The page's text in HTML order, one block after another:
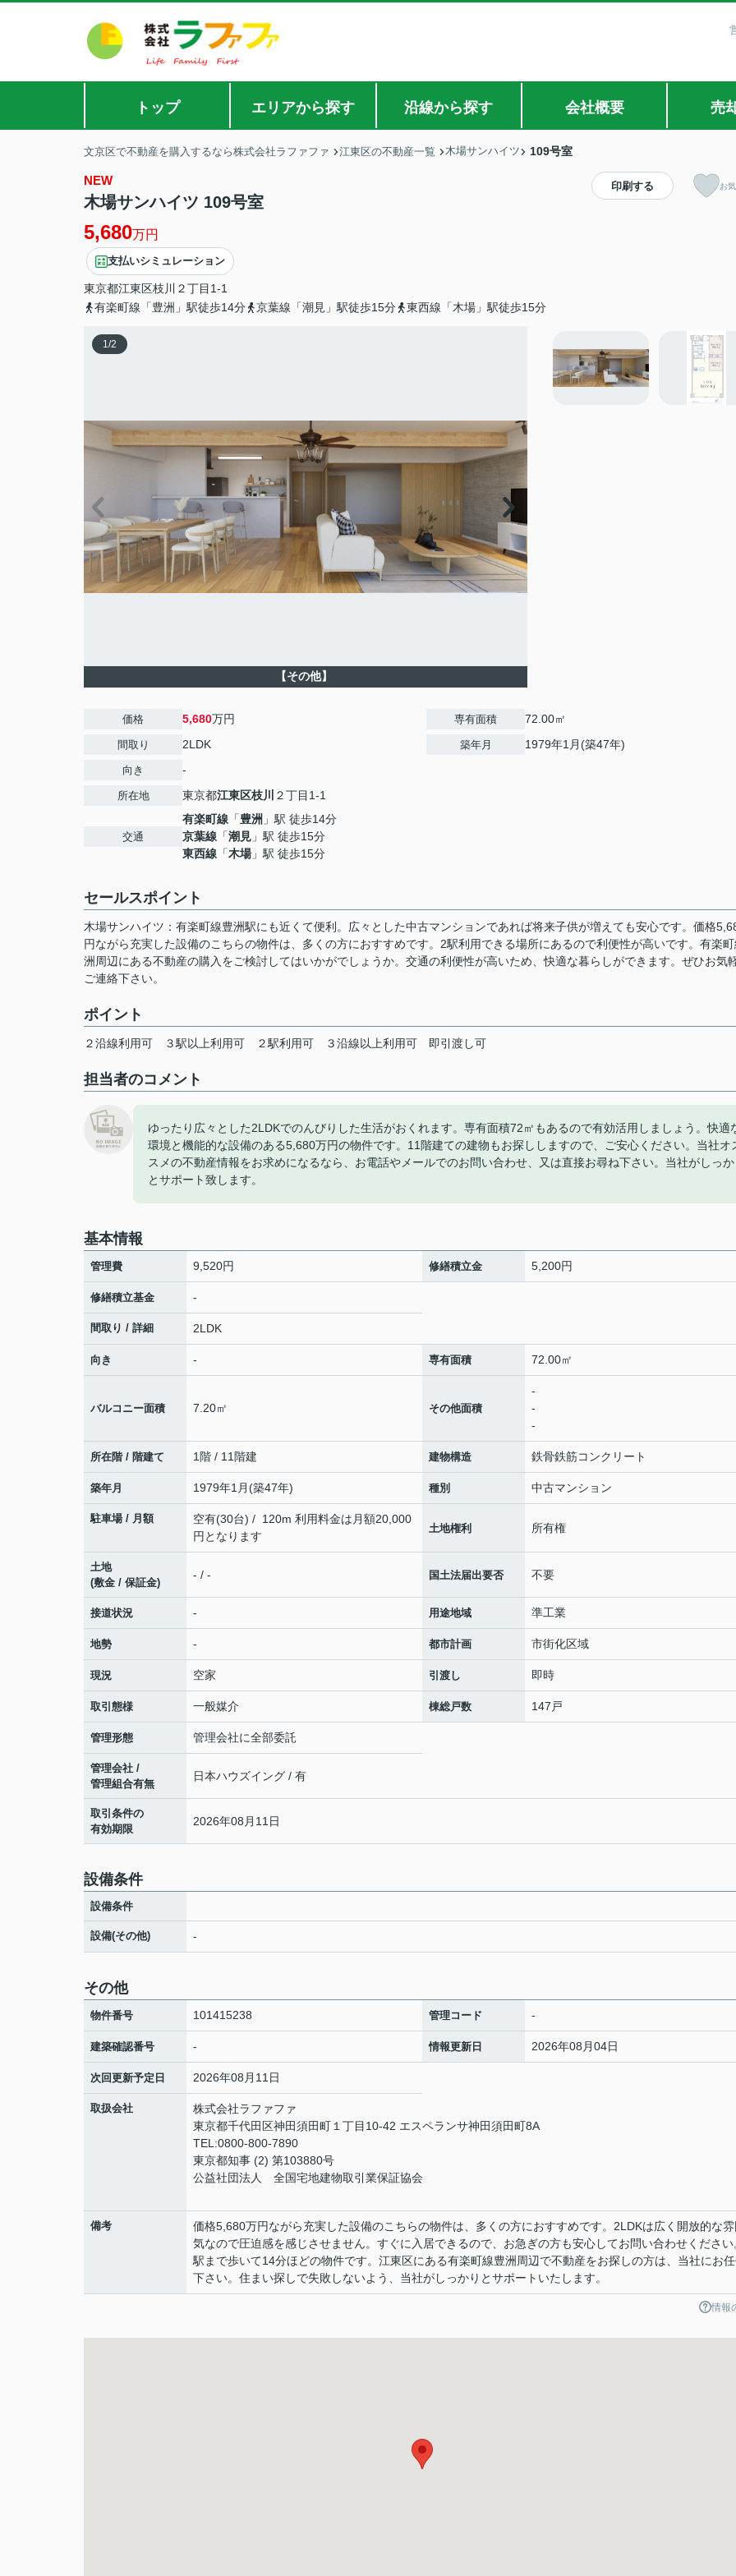
トップ エリアから探す 沿線から探す 会社概要 売
文京区で不動産を購入するなら株式会社ラファファ 江東区の不動産一覧 木場サンハイツ 109号室
NEW
木場サンハイツ 109号室
5,680万円
支払いシミュレーション
東京都江東区枝川 ２丁目1-1
有楽町線「豊洲」駅徒歩14分
京葉線「潮見」駅徒歩15分 東西線「木場」駅徒歩15分
印刷する お
1/2
【その他】
価格 5,680万円
間取り 2LDK
向き -
所在地 東京都江東区枝川 ２丁目1-1
交通
有楽町線 「豊洲 」駅 徒歩14分
京葉線 「潮見 」駅 徒歩15分
東西線 「木場」駅 徒歩15分
専有面積 72.00㎡
築年月 1979年1月(築47年)
セールスポイント
木場サンハイツ：有楽町線豊洲駅にも近くて便利。広々とした中古マンションであれば将来子供が増えても安心です。価格
円ながら充実した設備のこちらの物件は、多くの方におすすめです。2駅利用できる場所にあるので利便性が高いです。有楽町
洲周辺にある不動産の購入をご検討してはいかがでしょうか。交通の利便性が高いため、快適な暮らしができます。ぜひお気
ご連絡下さい。
ポイント
２沿線利用可 ３駅以上利用可 ２駅利用可 ３沿線以上利用可 即引渡し可
担当者のコメント
ゆったり広々とした2LDKでのんびりした生活がおくれます。専有面積72㎡もあるので有効活用しましょう。快適
環境と機能的な設備のある5,680万円の物件です。11階建ての建物もお探ししますので、ご安心ください。当社オ
スメの不動産情報をお求めになるなら、お電話やメールでのお問い合わせ、又は直接お尋ね下さい。当社がしっか
とサポート致します。
基本情報
管理費 9,520円 修繕積立金 5,200円
修繕積立基金 -
間取り / 詳細 2LDK
向き - 専有面積 72.00㎡
バルコニー面積 7.20㎡ その他面積
-
-
-
所在階 / 階建て 1階 / 11階建 建物構造 鉄骨鉄筋コンクリート
築年月 1979年1月(築47年) 種別 中古マンション
駐車場 / 月額
空有(30台) / 120m 利用料金は月額20,000
円となります
土地権利 所有権
土地
(敷金 / 保証金)
- / - 国土法届出要否 不要
接道状況 - 用途地域 準工業
地勢 - 都市計画 市街化区域
現況 空家 引渡し 即時
取引態様 一般媒介 棟総戸数 147戸
管理形態 管理会社に全部委託
管理会社 /
管理組合有無
日本ハウズイング / 有
取引条件の
有効期限
2026年08月11日
設備条件
設備条件
設備(その他) -
その他
物件番号 101415238 管理コード -
建築確認番号 - 情報更新日 2026年08月04日
次回更新予定日 2026年08月11日
取扱会社
株式会社ラファファ
東京都千代田区神田須田町１丁目10-42 エスペランサ神田須田町8A
TEL:0800-800-7890
東京都知事 (2) 第103880号
公益社団法人 全国宅地建物取引業保証協会
備考
価格5,680万円ながら充実した設備のこちらの物件は、多くの方におすすめです。2LDKは広く開放的な雰
気なので圧迫感を感じさせません。すぐに入居できるので、お急ぎの方も安心してお問い合わせください
駅まで歩いて14分ほどの物件です。江東区にある有楽町線豊洲周辺で不動産をお探しの方は、当社にお
下さい。住まい探しで失敗しないよう、当社がしっかりとサポートいたします。
情報